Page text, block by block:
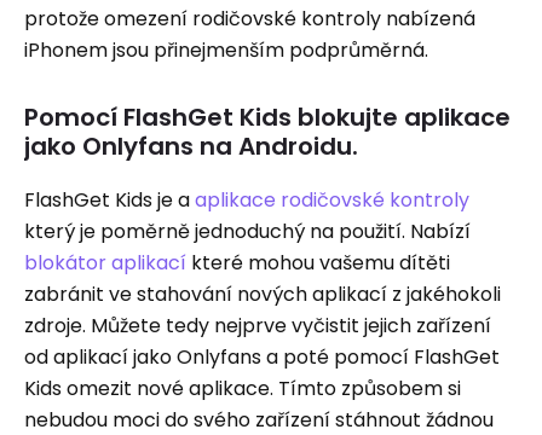
protože omezení rodičovské kontroly nabízená
iPhonem jsou přinejmenším podprůměrná.
Pomocí FlashGet Kids blokujte aplikace
jako Onlyfans na Androidu.
FlashGet Kids je aaplikace rodičovské kontroly
který je poměrně jednoduchý na použití. Nabízí
blokátor aplikací které mohou vašemu dítěti
zabránit ve stahování nových aplikací z jakéhokoli
zdroje. Můžete tedy nejprve vyčistit jejich zařízení
od aplikací jako Onlyfans a poté pomocí FlashGet
Kids omezit nové aplikace. Tímto způsobem si
nebudou moci do svého zařízení stáhnout žádnou